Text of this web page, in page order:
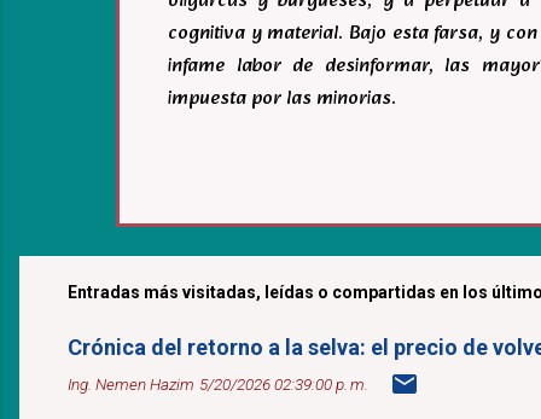
cognitiva y material. Bajo esta farsa, y
infame labor de desinformar, las
impuesta por las minorias.
Entradas más visitadas, leídas o compartidas en los
Crónica del retorno a la selva: el precio de
Ing. Nemen Hazim 5/20/2026 02:39:00 p. m.